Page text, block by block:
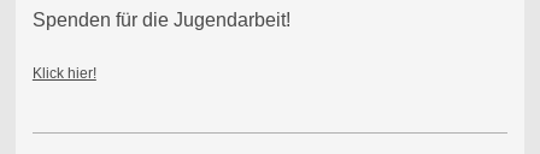
Spenden für die Jugendarbeit!
Klick hier!